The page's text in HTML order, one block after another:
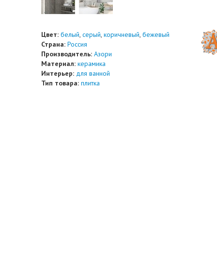
Цвет: белый, серый, коричневый, бежевый
Страна: Россия
Производитель: Азори
Материал: керамика
Интерьер: для ванной
Тип товара: плитка